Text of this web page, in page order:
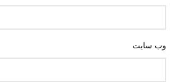
وب‌ سایت